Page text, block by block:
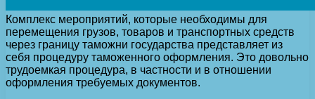
Комплекс мероприятий, которые необходимы для
перемещения грузов, товаров и транспортных средств
через границу таможни государства представляет из
себя процедуру таможенного оформления. Это довольно
трудоемкая процедура, в частности и в отношении
оформления требуемых документов.